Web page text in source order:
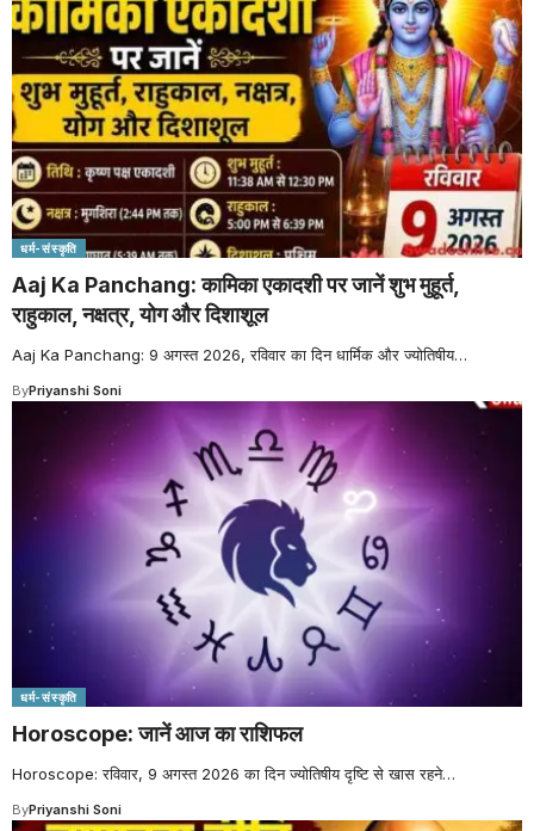
धर्म-संस्कृति
Aaj Ka Panchang: कामिका एकादशी पर जानें शुभ मुहूर्त,
राहुकाल, नक्षत्र, योग और दिशाशूल
Aaj Ka Panchang: 9 अगस्त 2026, रविवार का दिन धार्मिक और ज्योतिषीय…
ByPriyanshi Soni
धर्म-संस्कृति
Horoscope: जानें आज का राशिफल
Horoscope: रविवार, 9 अगस्त 2026 का दिन ज्योतिषीय दृष्टि से खास रहने…
ByPriyanshi Soni